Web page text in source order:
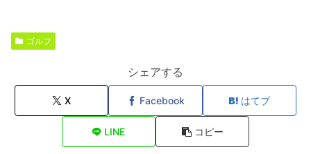
ゴルフ
シェアする
X Facebook はてブ
LINE コピー